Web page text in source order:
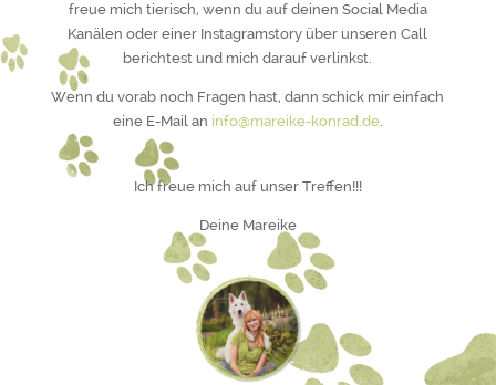
freue mich tierisch, wenn du auf deinen Social Media
Kanälen oder einer Instagramstory über unseren Call
berichtest und mich darauf verlinkst.
Wenn du vorab noch Fragen hast, dann schick mir einfach
eine E-Mail an info@mareike-konrad.de.
Ich freue mich auf unser Treffen!!!
Deine Mareike